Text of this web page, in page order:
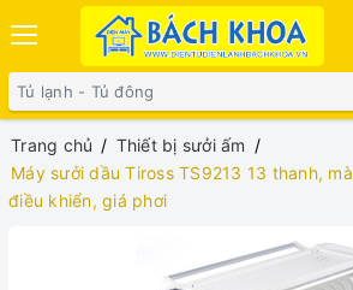
Trang chủ
Thiết bị sưởi ấm
Máy sưởi dầu Tiross TS9213 13 thanh,
điều khiển, giá phơi